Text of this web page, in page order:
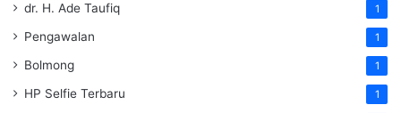
dr. H. Ade Taufiq 1
Pengawalan 1
Bolmong 1
HP Selfie Terbaru 1